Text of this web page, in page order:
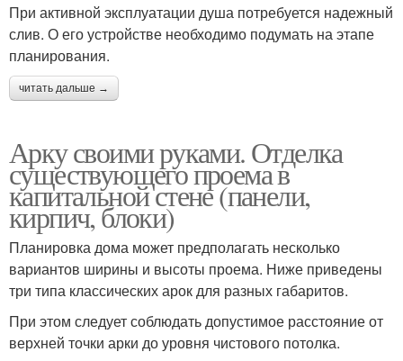
При активной эксплуатации душа потребуется надежный
слив. О его устройстве необходимо подумать на этапе
планирования.
читать дальше →
Арку своими руками. Отделка
существующего проема в
капитальной стене (панели,
кирпич, блоки)
Планировка дома может предполагать несколько
вариантов ширины и высоты проема. Ниже приведены
три типа классических арок для разных габаритов.
При этом следует соблюдать допустимое расстояние от
верхней точки арки до уровня чистового потолка.